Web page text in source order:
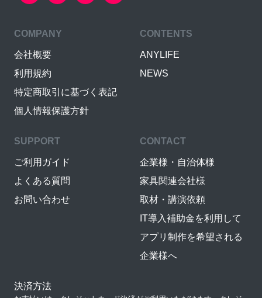
COMPANY
会社概要
利用規約
特定商取引に基づく表記
個人情報保護方針
CONTENTS
ANYLIFE
NEWS
SUPPORT
ご利用ガイド
よくある質問
お問い合わせ
CONTACT
企業様・自治体様
家具関連会社様
取材・講演依頼
IT導入補助金を利用して
アプリ制作を希望される
企業様へ
決済方法